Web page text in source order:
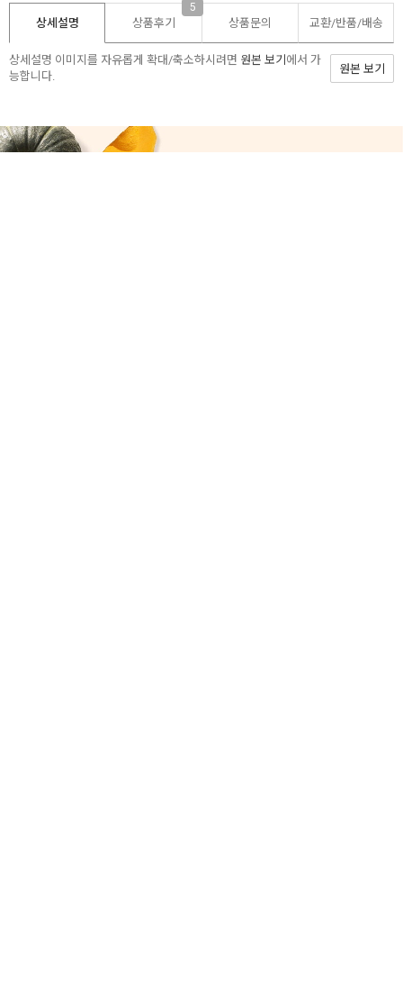
상세설명 상품후기
5
상품문의 교환/반품/배송
상세설명 이미지를 자유롭게 확대/축소하시려면 원본 보기 에서 가
능합니다.
원본 보기